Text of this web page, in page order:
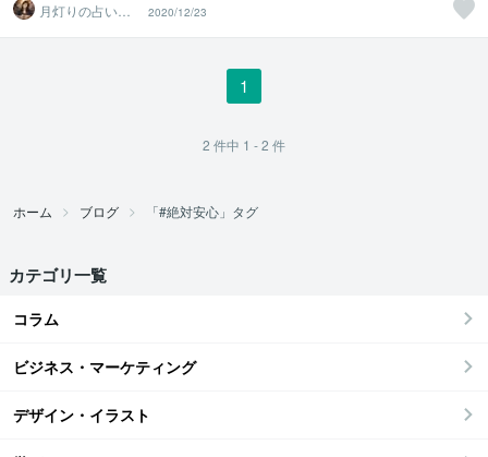
月灯りの占い
師 アロマルナ
2020/12/23
1
2 件中 1 - 2 件
ホーム ブログ 「#絶対安心」タグ
カテゴリ一覧
コラム
ビジネス・マーケティング
デザイン・イラスト